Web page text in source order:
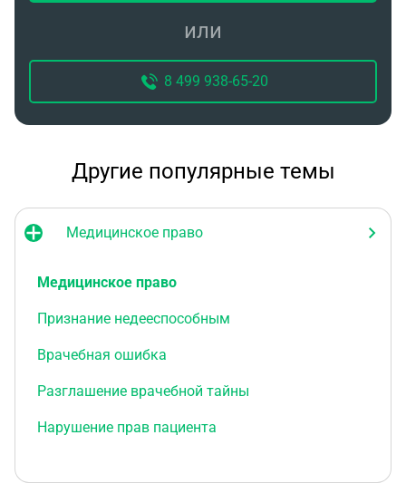
или
8 499 938-65-20
Другие популярные темы
Медицинское право
Медицинское право
Признание недееспособным
Врачебная ошибка
Разглашение врачебной тайны
Нарушение прав пациента